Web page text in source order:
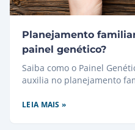
Planejamento
painel genético?
Saiba como o Painel
auxilia no planejamento
LEIA MAIS »